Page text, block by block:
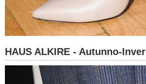
HAUS ALKIRE - Autunno-